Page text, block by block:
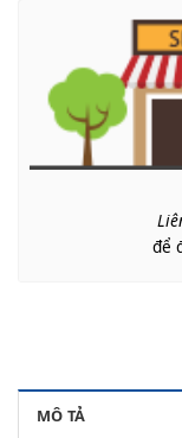
để
MÔ TẢ